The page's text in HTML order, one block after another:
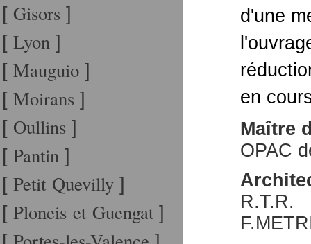
[ Gisors ]
[ Lyon ]
[ Mauguio ]
[ Moirans ]
[ Oullins ]
[ Pantin ]
[ Petit Quevilly ]
[ Ploneis et Guengat ]
d'une
en
Maître
OPAC